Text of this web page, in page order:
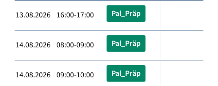
13.08.2026 16:00-17:00 Pal_Präp
14.08.2026 08:00-09:00 Pal_Präp
14.08.2026 09:00-10:00 Pal_Präp